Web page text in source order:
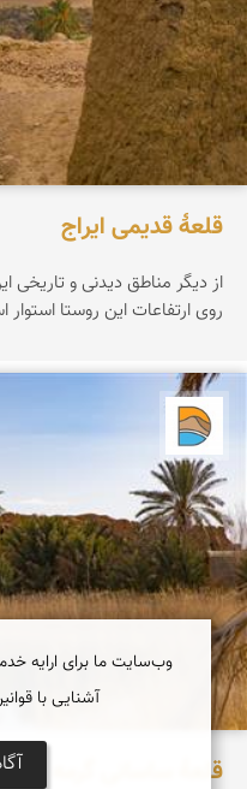
قلعۀ قدیمی ایراج
از دیگر مناطق دیدنی و
روی ارتفاعات این روستا
قلعۀ ساسانی گرمه
وب‌سایت ما برای ارایه
آشنایی با